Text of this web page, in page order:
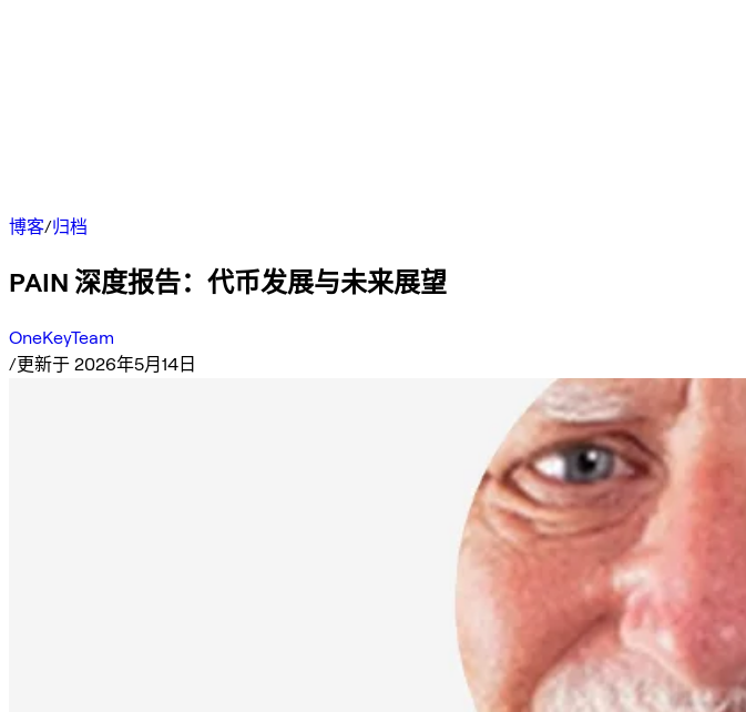
博客/归档
PAIN 深度报告：代币发展与未来展望
OneKeyTeam
/更新于 2026年5月14日